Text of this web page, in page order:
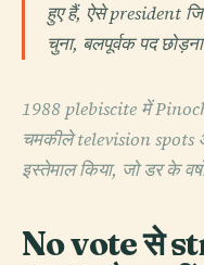
हुए हैं, ऐसे president
चुना, बलपूर्वक पद
1988 plebiscite में
चमकीले television
इस्तेमाल किया, जो डर के
No vote से